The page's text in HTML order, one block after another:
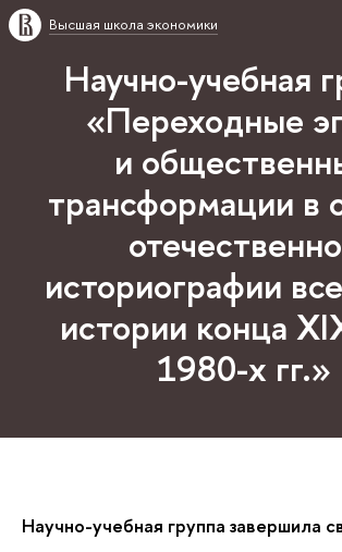
Высшая школа экономики
Научно-учебная
«Переходные
и
трансформации в
историографии
истории конца
1980-х гг.»
Научно-учебная группа завершила